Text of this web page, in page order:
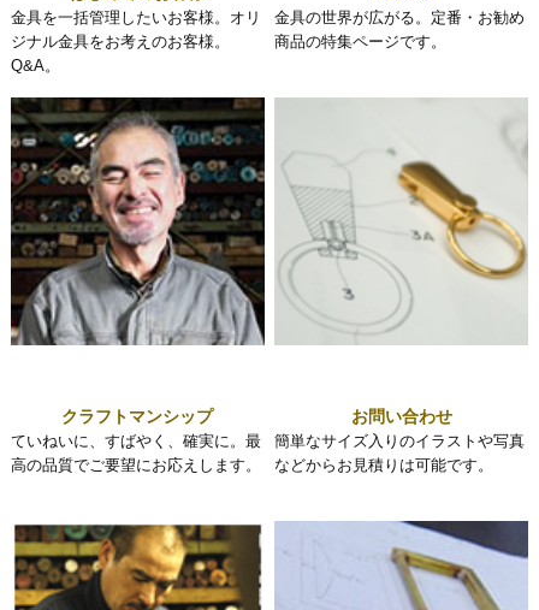
金具を一括管理したいお客様。オリ
ジナル金具をお考えのお客様。
Q&A。
金具の世界が広がる。定番・お勧め
商品の特集ページです。
クラフトマンシップ
ていねいに、すばやく、確実に。最
高の品質でご要望にお応えします。
お問い合わせ
簡単なサイズ入りのイラストや写真
などからお見積りは可能です。